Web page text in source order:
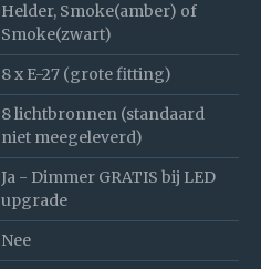
Helder, Smoke(amber) of
Smoke(zwart)
8 x E-27 (grote fitting)
8 lichtbronnen (standaard
niet meegeleverd)
Ja - Dimmer GRATIS bij LED
upgrade
Nee